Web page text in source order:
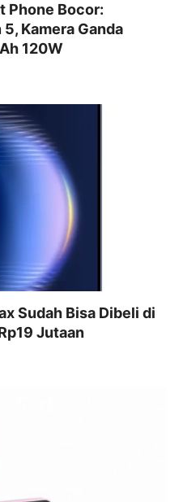
Phone Bocor:
Kamera Ganda
120W
Sudah Bisa Dibeli di
Jutaan